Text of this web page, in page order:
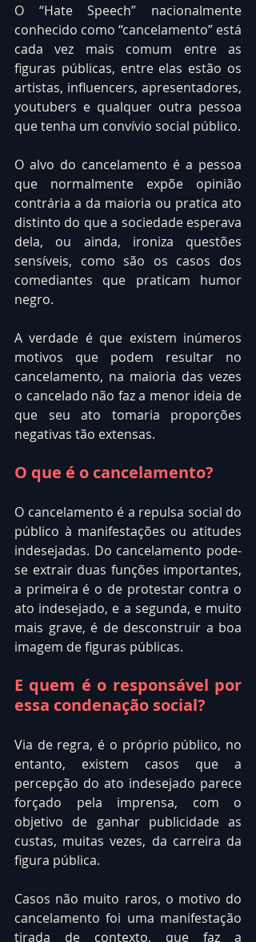
O “Hate Speech” nacionalmente
conhecido como “cancelamento” está
cada vez mais comum entre as
figuras públicas, entre elas estão os
artistas, influencers, apresentadores,
youtubers e qualquer outra pessoa
O alvo do cancelamento é a pessoa
que normalmente expõe opinião
contrária a da maioria ou pratica ato
distinto do que a sociedade esperava
dela, ou ainda, ironiza questões
sensíveis, como são os casos dos
comediantes que praticam humor
negro.
A verdade é que existem inúmeros
motivos que podem resultar no
cancelamento, na maioria das vezes
o cancelado não faz a menor ideia de
que seu ato tomaria proporções
negativas tão extensas.
O que é o cancelamento?
O cancelamento é a repulsa social do
público à manifestações ou atitudes
indesejadas. Do cancelamento pode-
se extrair duas funções importantes,
a primeira é o de protestar contra o
ato indesejado, e a segunda, e muito
mais grave, é de desconstruir a boa
imagem de figuras públicas.
E quem é o responsável por
essa condenação social?
Via de regra, é o próprio público, no
entanto, existem casos que a
percepção do ato indesejado parece
forçado pela imprensa, com o
objetivo de ganhar publicidade as
custas, muitas vezes, da carreira da
figura pública.
Casos não muito raros, o motivo do
cancelamento foi uma manifestação
tirada de contexto, que faz a